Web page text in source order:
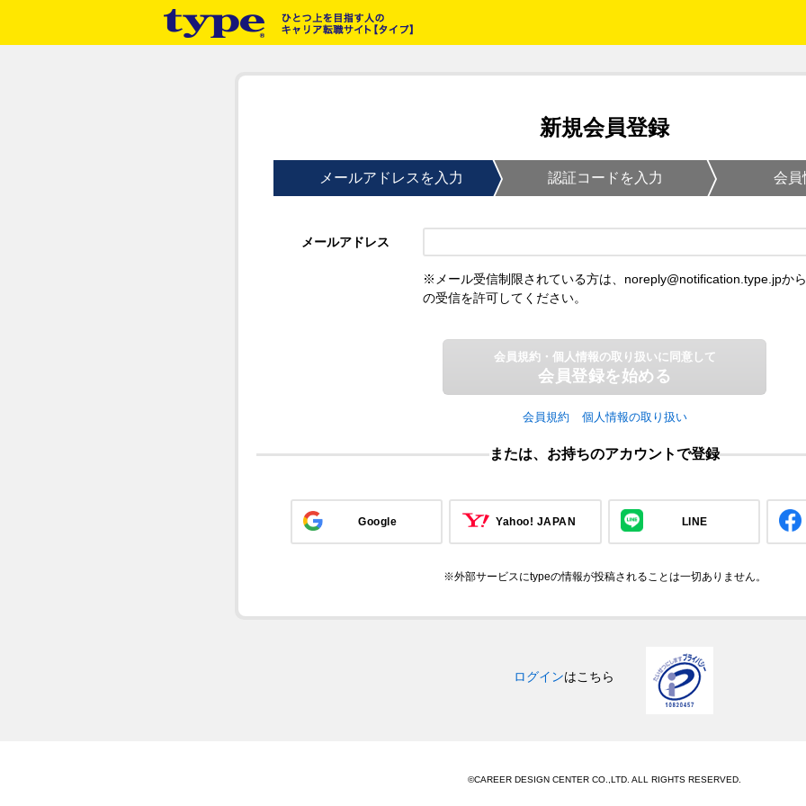
新規会員登録
メールアドレスを入力 認証コードを入力 会員
メールアドレス
※メール受信制限されている方は、noreply@notification.type.jpから
の受信を許可してください。
会員規約・個人情報の取り扱いに同意して
会員登録を始める
会員規約 個人情報の取り扱い
または、お持ちのアカウントで登録
Google Yahoo! JAPAN LINE
※外部サービスにtypeの情報が投稿されることは一切ありません。
ログインはこちら
©CAREER DESIGN CENTER CO.,LTD. ALL RIGHTS RESERVED.